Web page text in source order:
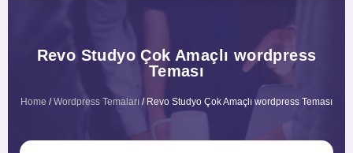
Revo Studyo Çok Amaçlı wordpress
Teması
Home /Wordpress Temaları / Revo Studyo Çok Amaçlı wordpress Teması